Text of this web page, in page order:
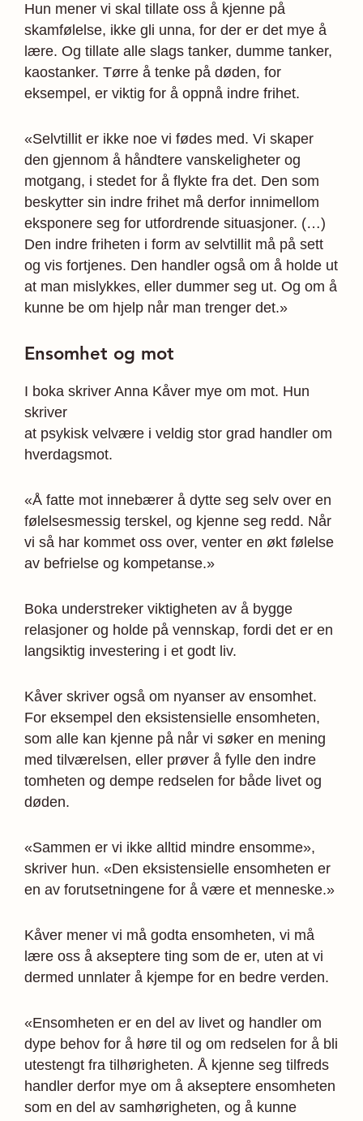
Hun mener vi skal tillate oss å kjenne på
skamfølelse, ikke gli unna, for der er det mye å
lære. Og tillate alle slags tanker, dumme tanker,
kaostanker. Tørre å tenke på døden, for
eksempel, er viktig for å oppnå indre frihet.
«Selvtillit er ikke noe vi fødes med. Vi skaper
den gjennom å håndtere vanskeligheter og
motgang, i stedet for å flykte fra det. Den som
beskytter sin indre frihet må derfor innimellom
eksponere seg for utfordrende situasjoner. (…)
Den indre friheten i form av selv­tillit må på sett
og vis fortjenes. Den handler også om å holde ut
at man mislykkes, eller dummer seg ut. Og om å
kunne be om hjelp når man trenger det.»
Ensomhet og mot
I boka skriver Anna Kåver mye om mot. Hun
skriver
at psykisk velvære i veldig stor grad handler om
hverdagsmot.
«Å fatte mot innebærer å dytte seg selv over en
følelsesmessig terskel, og kjenne seg redd. Når
vi så har kommet oss over, venter en økt følelse
av befrielse og kompetanse.»
Boka understreker viktigheten av å bygge
relasjoner og holde på vennskap, fordi det er en
langsiktig investering i et godt liv.
Kåver skriver også om nyanser av ensomhet.
For eksempel den eksistensielle ensomheten,
som alle kan kjenne på når vi søker en mening
med tilværelsen, eller prøver å fylle den indre
tomheten og dempe redselen for både livet og
døden.
«Sammen er vi ikke alltid mindre ensomme»,
skriver hun. «Den eksistensielle ensomheten er
en av forut­setningene for å være et menneske.»
Kåver mener vi må godta ensomheten, vi må
lære oss å akseptere ting som de er, uten at vi
dermed unnlater å kjempe for en bedre verden.
«Ensomheten er en del av livet og handler om
dype behov for å høre til og om redselen for å bli
utestengt fra tilhørigheten. Å kjenne seg tilfreds
handler derfor mye om å akseptere ensomheten
som en del av sam­hørigheten, og å kunne